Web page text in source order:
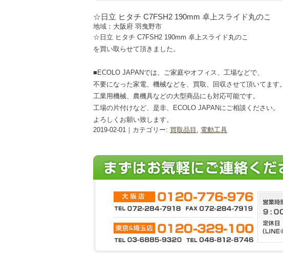
☆日立 ヒタチ C7FSH2 190mm 卓上スライド丸のこ
地域：大阪府 羽曳野市
☆日立 ヒタチ C7FSH2 190mm 卓上スライド丸のこ
を買い取らせて頂きました。
■ECOLO JAPANでは、ご家庭やオフィス、工場などで、
不要になった家電、機械などを、買取、回収させて頂いてます。
工業用機械、農機具などの大型商品にも対応可能です。
工場の片付けなど、是非、ECOLO JAPANにご相談ください。
よろしくお願い致します。
2019-02-01｜カテゴリー: 買取品目 , 電動工具